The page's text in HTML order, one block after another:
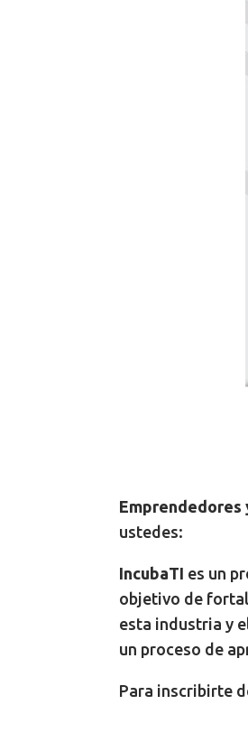
Emprendedores
ustedes:
IncubaTI es un
objetivo de
esta industria y
un proceso de
Para inscribirte